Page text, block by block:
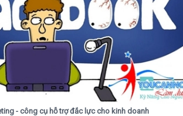
- công cụ hỗ trợ đắc lực cho kinh doanh